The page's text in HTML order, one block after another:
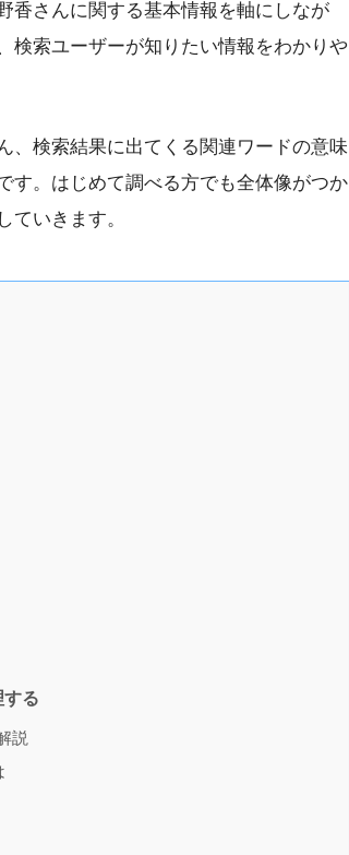
香さんに関する基本情報を軸にしなが
検索ユーザーが知りたい情報をわかりや
、検索結果に出てくる関連ワードの意味
す。はじめて調べる方でも全体像がつか
ていきます。
る
説